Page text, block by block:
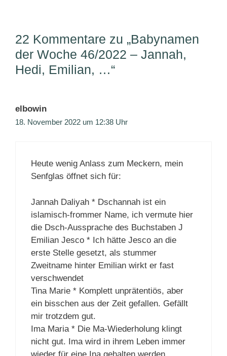
22 Kommentare zu „Babynamen
der Woche 46/2022 – Jannah,
Hedi, Emilian, …“
elbowin
18. November 2022 um 12:38 Uhr
Heute wenig Anlass zum Meckern, mein
Senfglas öffnet sich für:
Jannah Daliyah * Dschannah ist ein
islamisch-frommer Name, ich vermute hier
die Dsch-Aussprache des Buchstaben J
Emilian Jesco * Ich hätte Jesco an die
erste Stelle gesetzt, als stummer
Zweitname hinter Emilian wirkt er fast
verschwendet
Tina Marie * Komplett unprätentiös, aber
ein bisschen aus der Zeit gefallen. Gefällt
mir trotzdem gut.
Ima Maria * Die Ma-Wiederholung klingt
nicht gut. Ima wird in ihrem Leben immer
wieder für eine Ina gehalten werden